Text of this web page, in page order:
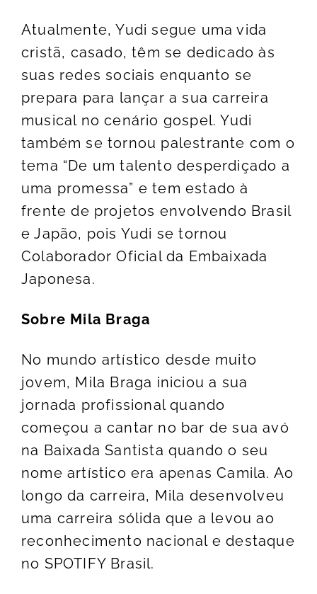
Atualmente, Yudi segue uma vida
cristã, casado, têm se dedicado às
suas redes sociais enquanto se
prepara para lançar a sua carreira
musical no cenário gospel. Yudi
também se tornou palestrante com o
tema “De um talento desperdiçado a
uma promessa” e tem estado à
frente de projetos envolvendo Brasil
e Japão, pois Yudi se tornou
Colaborador Oficial da Embaixada
Japonesa.
Sobre Mila Braga
No mundo artístico desde muito
jovem, Mila Braga iniciou a sua
jornada profissional quando
começou a cantar no bar de sua avó
na Baixada Santista quando o seu
nome artístico era apenas Camila. Ao
longo da carreira, Mila desenvolveu
uma carreira sólida que a levou ao
reconhecimento nacional e destaque
no SPOTIFY Brasil.